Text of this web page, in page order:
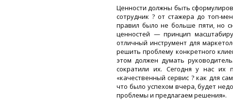
Ценности должны быть
сотрудник ? от стажера до топ-
правил было не больше пяти, но
ценностей — принцип
отличный инструмент для
решить проблему конкретного
этом должен думать
сократили их. Сегодня у нас их
«качественный сервис ? как для
что было успехом вчера, будет
проблемы и предлагаем решения».